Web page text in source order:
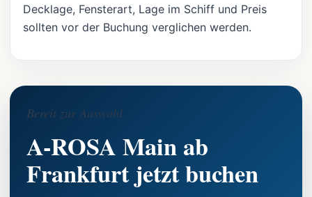
Decklage, Fensterart, Lage im Schiff und Preis
sollten vor der Buchung verglichen werden.
Bereit zur Auswahl
A-ROSA Main ab
Frankfurt jetzt buchen